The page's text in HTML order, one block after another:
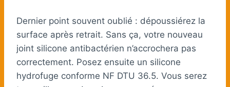
Dernier point souvent oublié : dépoussiérez la
surface après retrait. Sans ça, votre nouveau
joint silicone antibactérien n’accrochera pas
correctement. Posez ensuite un silicone
hydrofuge conforme NF DTU 36.5. Vous serez